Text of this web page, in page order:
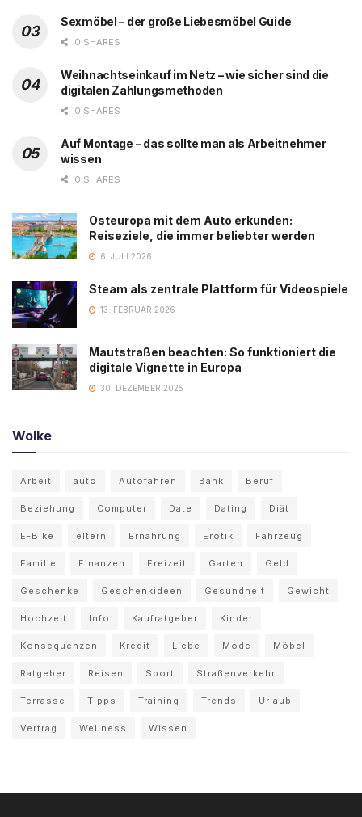
Sexmöbel – der große Liebesmöbel Guide
0 SHARES
Weihnachtseinkauf im Netz – wie sicher sind die
digitalen Zahlungsmethoden
0 SHARES
Auf Montage – das sollte man als Arbeitnehmer
wissen
0 SHARES
Osteuropa mit dem Auto erkunden:
Reiseziele, die immer beliebter werden
6. JULI 2026
Steam als zentrale Plattform für Videospiele
13. FEBRUAR 2026
Mautstraßen beachten: So funktioniert die
digitale Vignette in Europa
30. DEZEMBER 2025
Wolke
Arbeit auto Autofahren Bank Beruf
Beziehung Computer Date Dating Diät
E-Bike eltern Ernährung Erotik Fahrzeug
Familie Finanzen Freizeit Garten Geld
Geschenke Geschenkideen Gesundheit Gewicht
Hochzeit Info Kaufratgeber Kinder
Konsequenzen Kredit Liebe Mode Möbel
Ratgeber Reisen Sport Straßenverkehr
Terrasse Tipps Training Trends Urlaub
Vertrag Wellness Wissen